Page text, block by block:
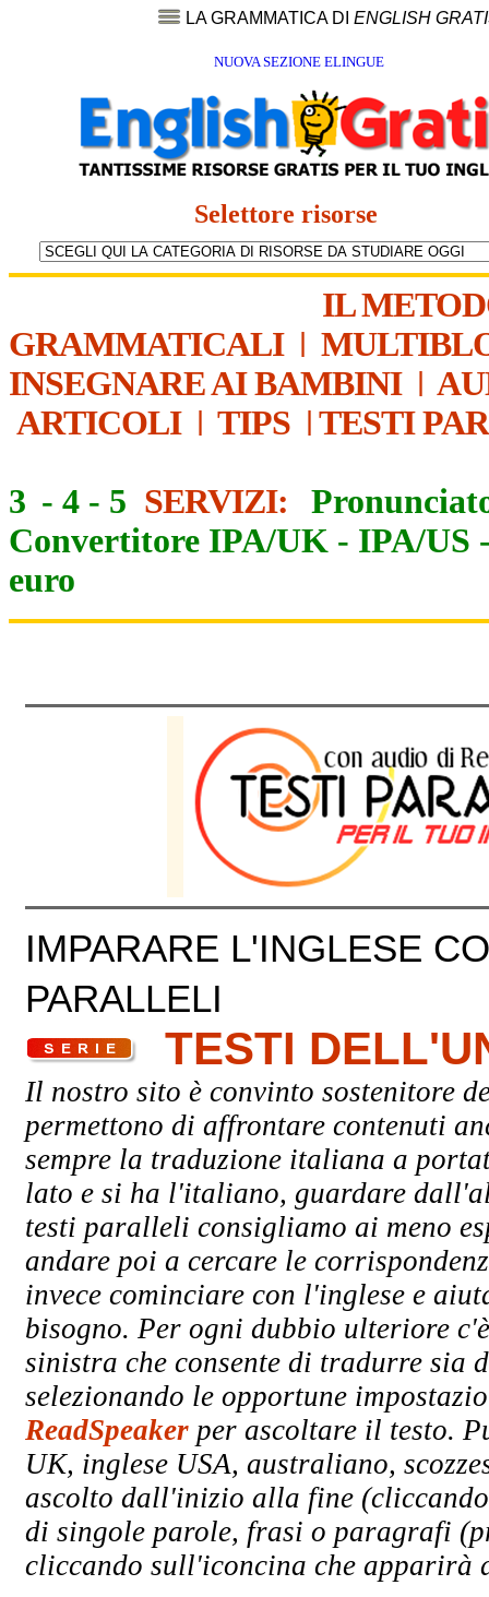
LA GRAMMATICA DI ENGLISH
NUOVA SEZIONE ELINGUE
Selettore risorse
IL
GRAMMATICALI|
INSEGNARE AI BAMBINI|
ARTICOLI| TIPS | TESTI
3 - 4 - 5 SERVIZI:
Convertitore IPA/UK - IPA/US
euro
IMPARARE L'INGLESE
PARALLELI
TESTI
Il nostro sito è convinto sostenitore
permettono di affrontare contenuti
sempre la traduzione italiana a
lato e si ha l'italiano, guardare
testi paralleli consigliamo ai meno
andare poi a cercare le
invece cominciare con l'inglese e
bisogno. Per ogni dubbio ulteriore
sinistra che consente di tradurre
selezionando le opportune
ReadSpeaker per ascoltare il testo.
UK, inglese USA, australiano,
ascolto dall'inizio alla fine
di singole parole, frasi o paragrafi
cliccando sull'iconcina che apparirà